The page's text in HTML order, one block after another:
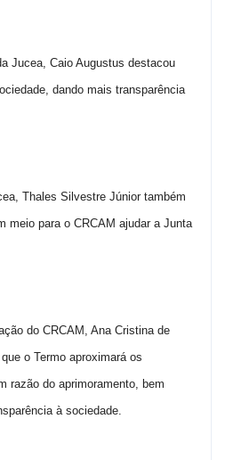
Jucea, Caio Augustus destacou
dando mais transparência
Thales Silvestre Júnior também
meio para o CRCAM ajudar a Junta
do CRCAM, Ana Cristina de
o Termo aproximará os
razão do aprimoramento, bem
à sociedade.